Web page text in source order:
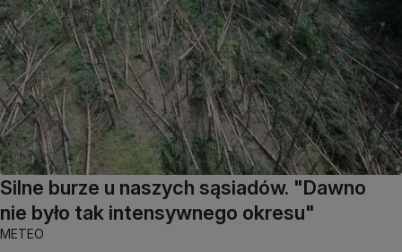
Silne burze u naszych sąsiadów. "Dawno
nie było tak intensywnego okresu"
METEO